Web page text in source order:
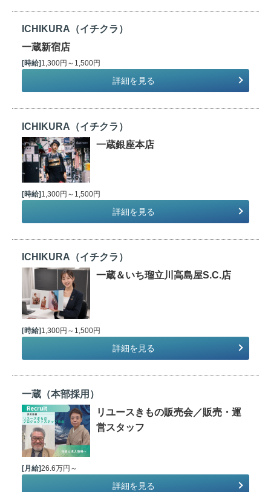
ICHIKURA（イチクラ）
一蔵新宿店
[時給] 1,300円～1,500円
詳細を見る
ICHIKURA（イチクラ）
一蔵銀座本店
[時給]1,300円～1,500円
詳細を見る
ICHIKURA（イチクラ）
一蔵＆いち瑠立川高島屋S.C.店
[時給] 1,300円～1,500円
詳細を見る
一蔵（本部採用）
リユースきもの販売会／販売・運
営スタッフ
[月給]26.6万円～
詳細を見る